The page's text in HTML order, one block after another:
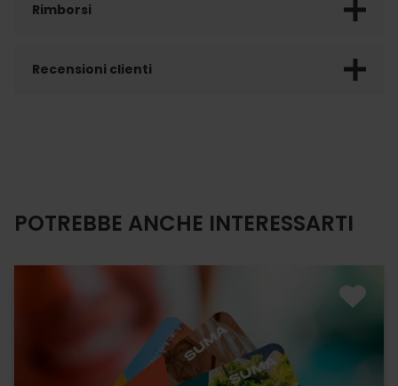
Rimborsi
Recensioni clienti
POTREBBE ANCHE INTERESSARTI